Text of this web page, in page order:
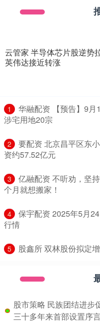
云管家 半导体芯片股逆势
英伟达接近转涨
1
华融配资 【预告】9
涉宅用地20宗
2
要配资 北京昌平区东
资约57.52亿元
3
亿融配资 不听劝，坚
个月就想搬家！
4
保宇配资 2025年5月
行情
5 股鑫所 双林股份拟定
股市策略 民族团结进步
三十多年来首部设置序